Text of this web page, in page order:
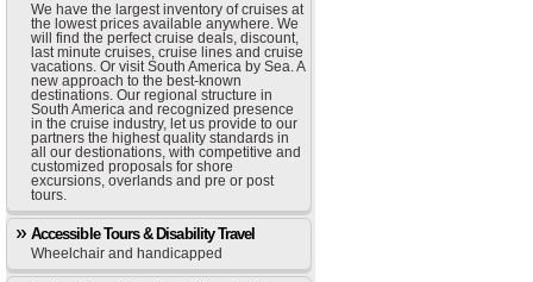
We have the largest inventory of cruises at
the lowest prices available anywhere. We
will find the perfect cruise deals, discount,
last minute cruises, cruise lines and cruise
vacations. Or visit South America by Sea. A
new approach to the best-known
destinations. Our regional structure in
South America and recognized presence
in the cruise industry, let us provide to our
partners the highest quality standards in
all our destionations, with competitive and
customized proposals for shore
excursions, overlands and pre or post
tours.
Accessible Tours & Disability Travel
Wheelchair and handicapped